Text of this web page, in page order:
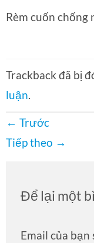
Rèm cuốn chống
Trackback đã bị
luận
← Trước
Tiếp theo →
Để lại một
Email của